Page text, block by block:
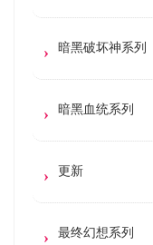
暗黑破坏神系列
暗黑血统系列
更新
最终幻想系列